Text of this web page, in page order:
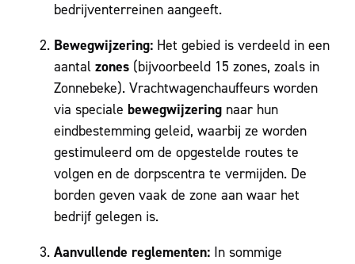
bedrijventerreinen aangeeft.
Bewegwijzering: Het gebied is verdeeld in een
aantal zones (bijvoorbeeld 15 zones, zoals in
Zonnebeke). Vrachtwagenchauffeurs worden
via speciale bewegwijzering naar hun
eindbestemming geleid, waarbij ze worden
gestimuleerd om de opgestelde routes te
volgen en de dorpscentra te vermijden. De
borden geven vaak de zone aan waar het
bedrijf gelegen is.
Aanvullende reglementen: In sommige